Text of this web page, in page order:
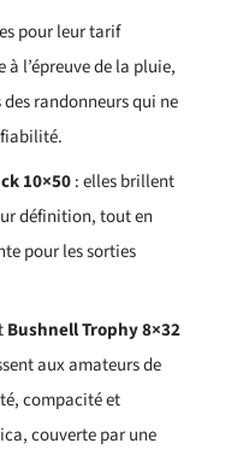
pour leur tarif
l’épreuve de la pluie,
randonneurs qui ne
10×50: elles brillent
définition, tout en
pour les sorties
Bushnell Trophy 8×32
aux amateurs de
compacité et
couverte par une